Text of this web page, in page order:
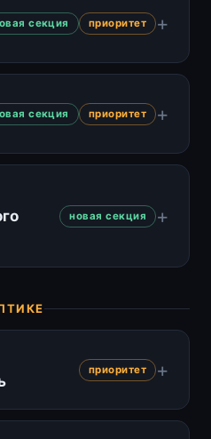
секция приоритет
секция приоритет
новая секция
приоритет